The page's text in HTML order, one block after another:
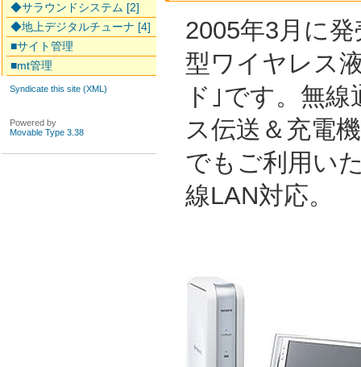
2005年3月に
型ワイヤレス
ド｣です。無
ス伝送＆充電
でもご利用い
線LAN対応。
◆サラウンドシステム [2]
◆地上デジタルチューナ [4]
■サイト管理
■mt管理
Syndicate this site (XML)
Powered by
Movable Type 3.38